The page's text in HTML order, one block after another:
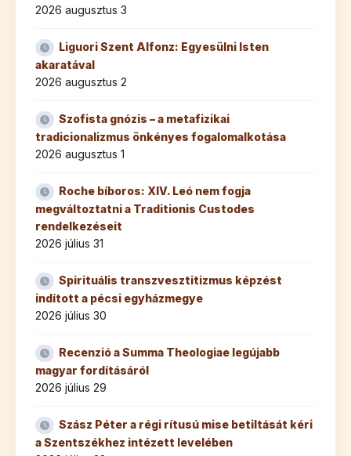
2026 augusztus 3
Liguori Szent Alfonz: Egyesülni Isten
akaratával
2026 augusztus 2
Szofista gnózis – a metafizikai
tradicionalizmus önkényes fogalomalkotása
2026 augusztus 1
Roche bíboros: XIV. Leó nem fogja
megváltoztatni a Traditionis Custodes
rendelkezéseit
2026 július 31
Spirituális transzvesztitizmus képzést
indított a pécsi egyházmegye
2026 július 30
Recenzió a Summa Theologiae legújabb
magyar fordításáról
2026 július 29
Szász Péter a régi rítusú mise betiltását kéri
a Szentszékhez intézett levelében